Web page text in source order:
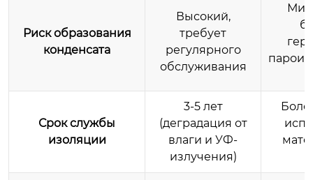
Риск образования
конденсата
Высокий,
требует
регулярного
обслуживания
Срок службы
изоляции
3-5 лет
(деградация от
влаги и УФ-
излучения)